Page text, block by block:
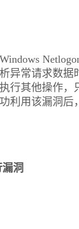
异常请求数据
行其他操作
利用该漏洞
洞